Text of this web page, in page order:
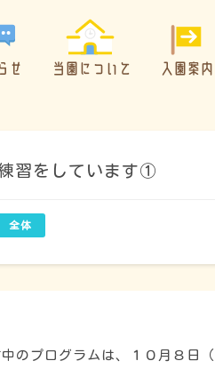
せ 当園について 入園案内
習をしています①
のプログラムは、１０月８日